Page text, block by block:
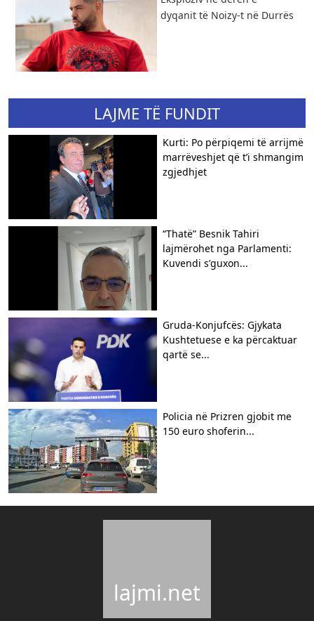
dyqanit të Noizy-t në Durrës
LAJME TË FUNDIT
Kurti: Po përpiqemi të arrijmë
marrëveshjet që t’i shmangim
zgjedhjet
“Thatë” Besnik Tahiri
lajmërohet nga Parlamenti:
Kuvendi s’guxon...
Gruda-Konjufcës: Gjykata
Kushtetuese e ka përcaktuar
qartë se...
Policia në Prizren gjobit me
150 euro shoferin...
lajmi.net